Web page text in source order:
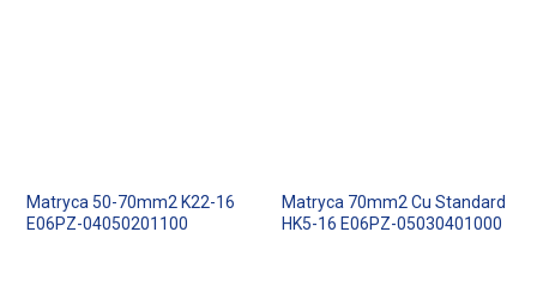
Matryca 50-70mm2 K22-16
E06PZ-04050201100
Matryca 70mm2 Cu Standard
HK5-16 E06PZ-05030401000